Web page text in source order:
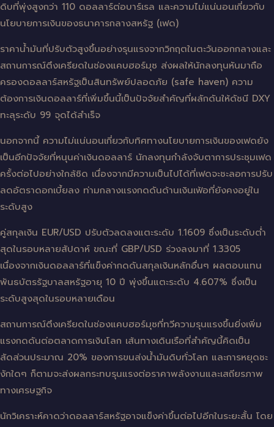
ดิบที่พุ่งสูงกว่า 110 ดอลลาร์ต่อบาร์เรล และความไม่แน่นอนเกี่ยวกับ
นโยบายการเงินของธนาคารกลางสหรัฐ (เฟด)
ราคาน้ำมันที่ปรับตัวสูงขึ้นอย่างรุนแรงจากวิกฤตในตะวันออกกลางและ
สถานการณ์ตึงเครียดในช่องแคบฮอร์มุซ ส่งผลให้นักลงทุนหันมาถือ
ครองดอลลาร์สหรัฐเป็นสินทรัพย์ปลอดภัย (safe haven) ความ
ต้องการเงินดอลลาร์ที่เพิ่มขึ้นนี้เป็นปัจจัยสำคัญที่ผลักดันให้ดัชนี DXY
ทะลุระดับ 99 จุดได้สำเร็จ
นอกจากนี้ ความไม่แน่นอนเกี่ยวกับทิศทางนโยบายการเงินของเฟดยัง
เป็นอีกปัจจัยที่หนุนค่าเงินดอลลาร์ นักลงทุนกำลังจับตาการประชุมเฟด
ครั้งต่อไปอย่างใกล้ชิด เนื่องจากมีความเป็นไปได้ที่เฟดจะชะลอการปรับ
ลดอัตราดอกเบี้ยลง ท่ามกลางแรงกดดันด้านเงินเฟ้อที่ยังคงอยู่ใน
ระดับสูง
คู่สกุลเงิน EUR/USD ปรับตัวลดลงแตะระดับ 1.1609 ซึ่งเป็นระดับต่ำ
สุดในรอบหลายสัปดาห์ ขณะที่ GBP/USD ร่วงลงมาที่ 1.3305
เนื่องจากเงินดอลลาร์ที่แข็งค่ากดดันสกุลเงินหลักอื่นๆ ผลตอบแทน
พันธบัตรรัฐบาลสหรัฐอายุ 10 ปี พุ่งขึ้นแตะระดับ 4.607% ซึ่งเป็น
ระดับสูงสุดในรอบหลายเดือน
สถานการณ์ตึงเครียดในช่องแคบฮอร์มุซที่ทวีความรุนแรงขึ้นยิ่งเพิ่ม
แรงกดดันต่อตลาดการเงินโลก เส้นทางเดินเรือที่สำคัญนี้คิดเป็น
สัดส่วนประมาณ 20% ของการขนส่งน้ำมันดิบทั่วโลก และการหยุดชะ
งักใดๆ ก็ตามจะส่งผลกระทบรุนแรงต่อราคาพลังงานและเสถียรภาพ
ทางเศรษฐกิจ
นักวิเคราะห์คาดว่าดอลลาร์สหรัฐอาจแข็งค่าขึ้นต่อไปอีกในระยะสั้น โดย